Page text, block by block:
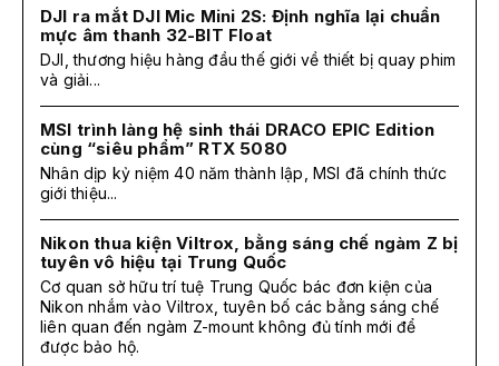
DJI ra mắt DJI Mic Mini 2S: Định nghĩa lại chuẩn
mực âm thanh 32-BIT Float
DJI, thương hiệu hàng đầu thế giới về thiết bị quay phim
và giải...
MSI trình làng hệ sinh thái DRACO EPIC Edition
cùng “siêu phẩm” RTX 5080
Nhân dịp kỷ niệm 40 năm thành lập, MSI đã chính thức
giới thiệu...
Nikon thua kiện Viltrox, bằng sáng chế ngàm Z bị
tuyên vô hiệu tại Trung Quốc
Cơ quan sở hữu trí tuệ Trung Quốc bác đơn kiện của
Nikon nhắm vào Viltrox, tuyên bố các bằng sáng chế
liên quan đến ngàm Z-mount không đủ tính mới để
được bảo hộ.